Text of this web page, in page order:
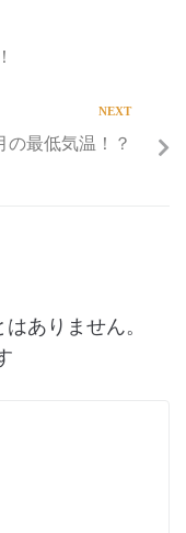
NEXT
の最低気温！？
ありません。